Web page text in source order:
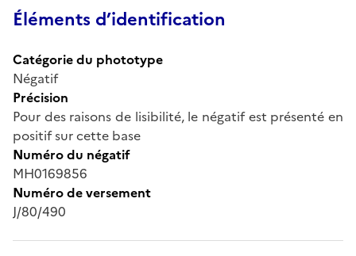
Éléments d’identification
Catégorie du phototype
Négatif
Précision
Pour des raisons de lisibilité, le négatif est présenté en
positif sur cette base
Numéro du négatif
MH0169856
Numéro de versement
J/80/490